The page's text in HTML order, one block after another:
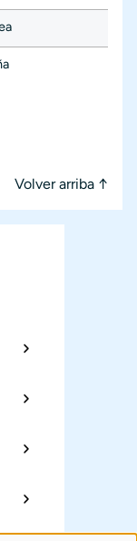
Volver arriba ↑